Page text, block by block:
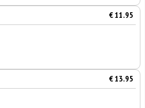
€ 11.95
€ 13.95